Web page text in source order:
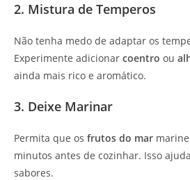
2. Mistura de Temperos
Não tenha medo de adaptar os
Experimente adicionar coentro ou
ainda mais rico e aromático.
3. Deixe Marinar
Permita que os frutos do mar
minutos antes de cozinhar. Isso
sabores.